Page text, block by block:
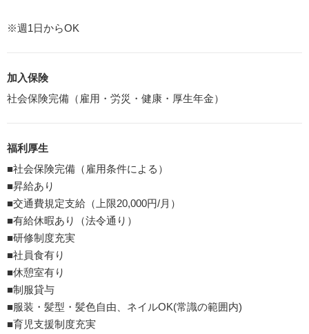
※週1日からOK
加入保険
社会保険完備（雇用・労災・健康・厚生年金）
福利厚生
■社会保険完備（雇用条件による）
■昇給あり
■交通費規定支給（上限20,000円/月）
■有給休暇あり（法令通り）
■研修制度充実
■社員食有り
■休憩室有り
■制服貸与
■服装・髪型・髪色自由、ネイルOK(常識の範囲内)
■育児支援制度充実